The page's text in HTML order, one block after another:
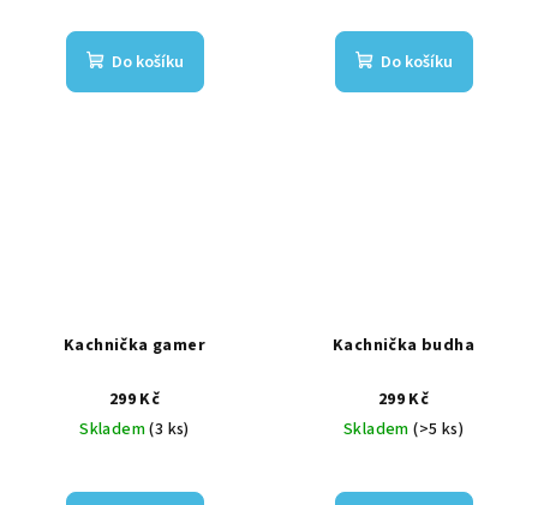
Do košíku Do košíku
Kachnička gamer
299 Kč
Skladem(3 ks)
Kachnička budha
299 Kč
Skladem(>5 ks)